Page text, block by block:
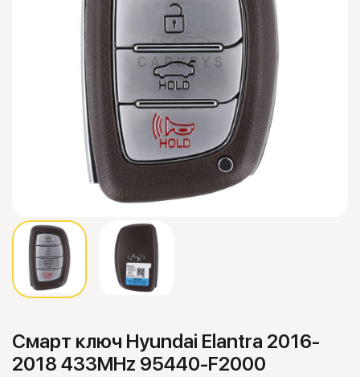
Смарт ключ Hyundai Elantra 2016-
2018 433MHz 95440-F2000